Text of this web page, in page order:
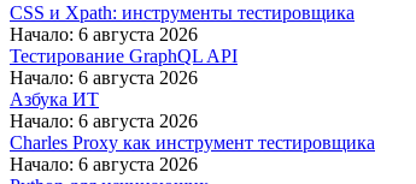
CSS и Xpath: инструменты тестировщика
Начало: 6 августа 2026
Тестирование GraphQL API
Начало: 6 августа 2026
Азбука ИТ
Начало: 6 августа 2026
Charles Proxy как инструмент тестировщика
Начало: 6 августа 2026